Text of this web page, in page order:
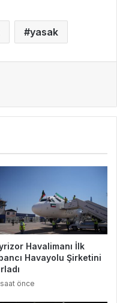
yasak
Havalimanı İlk
Havayolu Şirketini
saat önce